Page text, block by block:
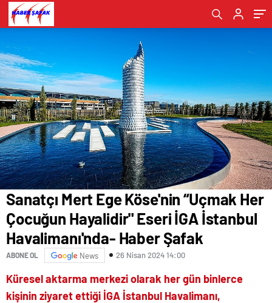
Havalimanı'nda- Haber Şafak
Sanatçı Mert Ege Köse'nin “Uçmak Her
Çocuğun Hayalidir" Eseri İGA İstanbul
Havalimanı'nda- Haber Şafak
ABONE OL News 26 Nisan 2024 14:00
Küresel aktarma merkezi olarak her gün binlerce
kişinin ziyaret ettiği İGA İstanbul Havalimanı,
Kervansaray'da “Unutulan Kitap” adlı müzikal
çocuk oyunu sahnelenecek- Haber Şafak
Resmediliyor- Haber Şafak
yapıldı!- Haber Şafak
Haber Şafak